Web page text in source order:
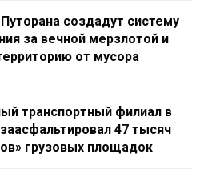
создадут систему
за вечной мерзлотой и
от мусора
транспортный филиал в
47 тысяч
грузовых площадок